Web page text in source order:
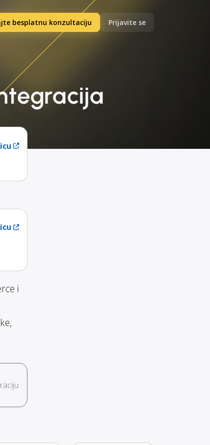
besplatnu konzultaciju Prijavite se
i